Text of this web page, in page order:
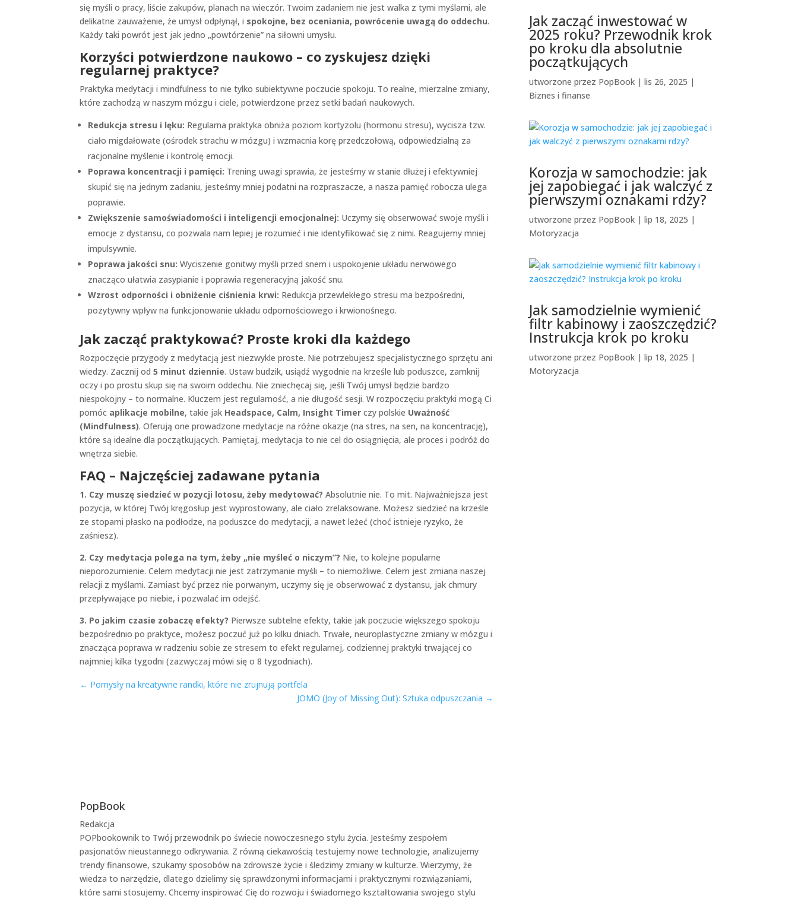
się myśli o pracy, liście zakupów, planach na wieczór. Twoim zadaniem nie jest walka z tymi myślami, ale
delikatne zauważenie, że umysł odpłynął, i spokojne, bez oceniania, powrócenie uwagą do oddechu.
Każdy taki powrót jest jak jedno „powtórzenie” na siłowni umysłu.
Korzyści potwierdzone naukowo – co zyskujesz dzięki
regularnej praktyce?
Praktyka medytacji i mindfulness to nie tylko subiektywne poczucie spokoju. To realne, mierzalne zmiany,
które zachodzą w naszym mózgu i ciele, potwierdzone przez setki badań naukowych.
Redukcja stresu i lęku: Regularna praktyka obniża poziom kortyzolu (hormonu stresu), wycisza tzw.
ciało migdałowate (ośrodek strachu w mózgu) i wzmacnia korę przedczołową, odpowiedzialną za
racjonalne myślenie i kontrolę emocji.
Poprawa koncentracji i pamięci: Trening uwagi sprawia, że jesteśmy w stanie dłużej i efektywniej
skupić się na jednym zadaniu, jesteśmy mniej podatni na rozpraszacze, a nasza pamięć robocza ulega
poprawie.
Zwiększenie samoświadomości i inteligencji emocjonalnej: Uczymy się obserwować swoje myśli i
emocje z dystansu, co pozwala nam lepiej je rozumieć i nie identyfikować się z nimi. Reagujemy mniej
impulsywnie.
Poprawa jakości snu: Wyciszenie gonitwy myśli przed snem i uspokojenie układu nerwowego
znacząco ułatwia zasypianie i poprawia regeneracyjną jakość snu.
Wzrost odporności i obniżenie ciśnienia krwi: Redukcja przewlekłego stresu ma bezpośredni,
pozytywny wpływ na funkcjonowanie układu odpornościowego i krwionośnego.
Jak zacząć praktykować? Proste kroki dla każdego
Rozpoczęcie przygody z medytacją jest niezwykle proste. Nie potrzebujesz specjalistycznego sprzętu ani
wiedzy. Zacznij od5 minut dziennie. Ustaw budzik, usiądź wygodnie na krześle lub poduszce, zamknij
oczy i po prostu skup się na swoim oddechu. Nie zniechęcaj się, jeśli Twój umysł będzie bardzo
niespokojny – to normalne. Kluczem jest regularność, a nie długość sesji. W rozpoczęciu praktyki mogą Ci
pomóc aplikacje mobilne, takie jak Headspace, Calm, Insight Timer czy polskie Uważność
(Mindfulness). Oferują one prowadzone medytacje na różne okazje (na stres, na sen, na koncentrację),
które są idealne dla początkujących. Pamiętaj, medytacja to nie cel do osiągnięcia, ale proces i podróż do
wnętrza siebie.
FAQ – Najczęściej zadawane pytania
1. Czy muszę siedzieć w pozycji lotosu, żeby medytować? Absolutnie nie. To mit. Najważniejsza jest
pozycja, w której Twój kręgosłup jest wyprostowany, ale ciało zrelaksowane. Możesz siedzieć na krześle
ze stopami płasko na podłodze, na poduszce do medytacji, a nawet leżeć (choć istnieje ryzyko, że
zaśniesz).
2. Czy medytacja polega na tym, żeby „nie myśleć o niczym”? Nie, to kolejne popularne
nieporozumienie. Celem medytacji nie jest zatrzymanie myśli – to niemożliwe. Celem jest zmiana naszej
relacji z myślami. Zamiast być przez nie porwanym, uczymy się je obserwować z dystansu, jak chmury
przepływające po niebie, i pozwalać im odejść.
3. Po jakim czasie zobaczę efekty? Pierwsze subtelne efekty, takie jak poczucie większego spokoju
bezpośrednio po praktyce, możesz poczuć już po kilku dniach. Trwałe, neuroplastyczne zmiany w mózgu i
znacząca poprawa w radzeniu sobie ze stresem to efekt regularnej, codziennej praktyki trwającej co
najmniej kilka tygodni (zazwyczaj mówi się o 8 tygodniach).
← Pomysły na kreatywne randki, które nie zrujnują portfela
JOMO (Joy of Missing Out): Sztuka odpuszczania →
PopBook
Redakcja
POPbookownik to Twój przewodnik po świecie nowoczesnego stylu życia. Jesteśmy zespołem
pasjonatów nieustannego odkrywania. Z równą ciekawością testujemy nowe technologie, analizujemy
trendy finansowe, szukamy sposobów na zdrowsze życie i śledzimy zmiany w kulturze. Wierzymy, że
wiedza to narzędzie, dlatego dzielimy się sprawdzonymi informacjami i praktycznymi rozwiązaniami,
które sami stosujemy. Chcemy inspirować Cię do rozwoju i świadomego kształtowania swojego stylu
Jak zacząć inwestować w
2025 roku? Przewodnik krok
po kroku dla absolutnie
początkujących
utworzone przez PopBook| lis 26, 2025 |
Biznes i finanse
Korozja w samochodzie: jak
jej zapobiegać i jak walczyć z
pierwszymi oznakami rdzy?
utworzone przez PopBook| lip 18, 2025 |
Motoryzacja
Jak samodzielnie wymienić
filtr kabinowy i zaoszczędzić?
Instrukcja krok po kroku
utworzone przez PopBook| lip 18, 2025 |
Motoryzacja